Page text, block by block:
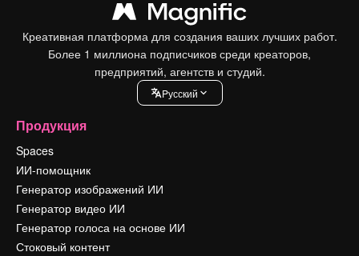
Креативная платформа для создания ваших лучших работ.
Более 1 миллиона подписчиков среди креаторов,
предприятий, агентств и студий.
Pусский
Продукция
Spaces
ИИ-помощник
Генератор изображений ИИ
Генератор видео ИИ
Генератор голоса на основе ИИ
Стоковый контент